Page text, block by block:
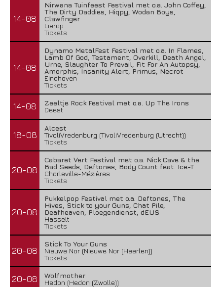
14-08
Nirwana Tuinfeest Festival met o.a. John Coffey,
The Dirty Daddies, Hiqpy, Wodan Boys,
Clawfinger
Lierop
Tickets
14-08
Dynamo MetalFest Festival met o.a. In Flames,
Lamb Of God, Testament, Overkill, Death Angel,
Urne, Slaughter To Prevail, Fit For An Autopsy,
Amorphis, Insanity Alert, Primus, Necrot
Eindhoven
Tickets
14-08
Zeeltje Rock Festival met o.a. Up The Irons
Deest
18-08
Alcest
TivoliVredenburg (TivoliVredenburg (Utrecht))
Tickets
20-08
Cabaret Vert Festival met o.a. Nick Cave & the
Bad Seeds, Deftones, Body Count feat. Ice-T
Charleville-Mézières
Tickets
20-08
Pukkelpop Festival met o.a. Deftones, The
Hives, Stick to your Guns, Chat Pile,
Deafheaven, Ploegendienst, dEUS
Hasselt
Tickets
20-08
Stick To Your Guns
Nieuwe Nor (Nieuwe Nor (Heerlen))
Tickets
20-08
Wolfmother
Hedon (Hedon (Zwolle))